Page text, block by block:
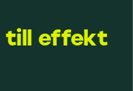
till effekt